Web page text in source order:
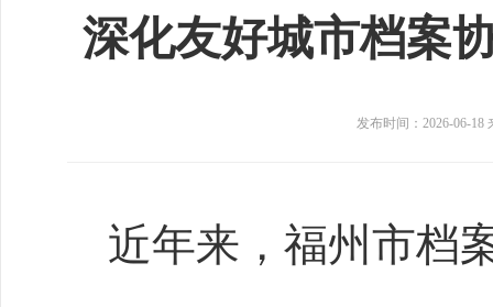
深化友好城市档案
发布时间：2026-06-18
近年来，福州市档